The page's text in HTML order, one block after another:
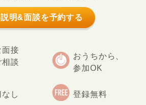
明&面談を予約する
面接
談
おうちから、
参加OK
し 登録無料